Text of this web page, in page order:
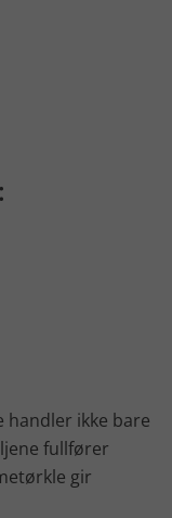
handler ikke bare
fullfører
gir